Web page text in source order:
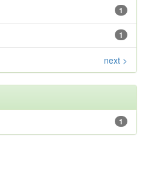
1
1
next >
1